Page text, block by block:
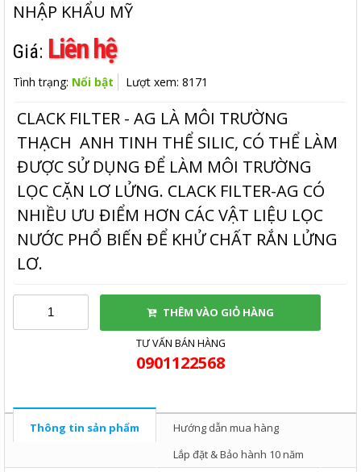
NHẬP KHẨU MỸ
Giá: Liên hệ
Tình trạng: Nổi bật Lượt xem: 8171
CLACK FILTER - AG LÀ MÔI TRƯỜNG
THẠCH ANH TINH THỂ SILIC, CÓ THỂ LÀM
ĐƯỢC SỬ DỤNG ĐỂ LÀM MÔI TRƯỜNG
LỌC CẶN LƠ LỬNG. CLACK FILTER-AG CÓ
NHIỀU ƯU ĐIỂM HƠN CÁC VẬT LIỆU LỌC
NƯỚC PHỔ BIẾN ĐỂ KHỬ CHẤT RẮN LỬNG
LƠ.
THÊM VÀO GIỎ HÀNG
TƯ VẤN BÁN HÀNG
0901122568
Thông tin sản phẩm
Hướng dẫn mua hàng
Lắp đặt & Bảo hành 10 năm